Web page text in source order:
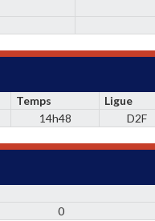
Temps Ligue
14h48 D2F
0